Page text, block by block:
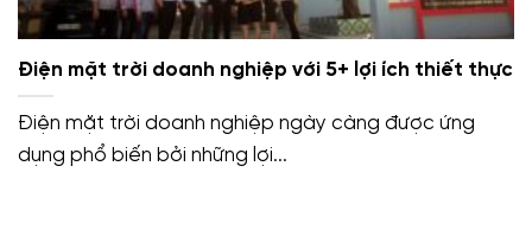
Điện mặt trời doanh nghiệp với 5+ lợi ích thiết thực
Điện mặt trời doanh nghiệp ngày càng được ứng
dụng phổ biến bởi những lợi...